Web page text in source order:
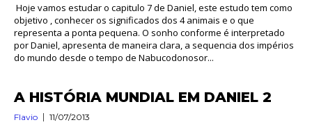
Hoje vamos estudar o capitulo 7 de Daniel, este estudo tem como
objetivo , conhecer os significados dos 4 animais e o que
representa a ponta pequena. O sonho conforme é interpretado
por Daniel, apresenta de maneira clara, a sequencia dos impérios
do mundo desde o tempo de Nabucodonosor...
A HISTÓRIA MUNDIAL EM DANIEL 2
Flavio 11/07/2013